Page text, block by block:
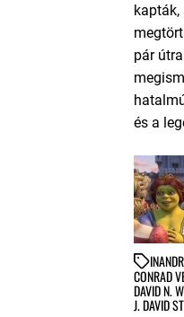
pár
és a
IN
CONRAD
DAVID N.
J. DAVID